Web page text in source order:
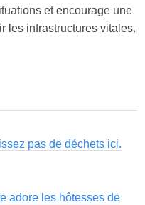
et encourage une
les infrastructures vitales.
pas de déchets ici.
adore les hôtesses de